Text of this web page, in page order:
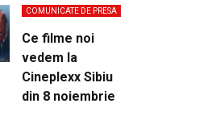
COMUNICATE DE PRESA
Ce filme noi
vedem la
Cineplexx Sibiu
din 8 noiembrie